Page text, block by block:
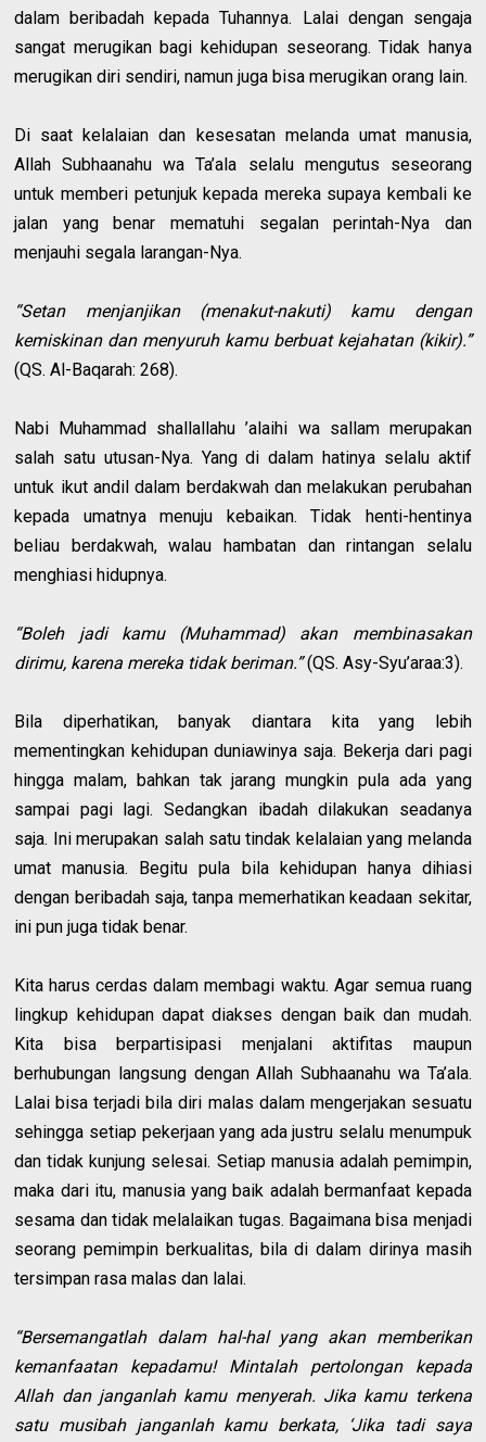
dalam beribadah kepada Tuhannya. Lalai dengan sengaja
sangat merugikan bagi kehidupan seseorang. Tidak hanya
merugikan diri sendiri, namun juga bisa merugikan orang lain.
Di saat kelalaian dan kesesatan melanda umat manusia,
Allah Subhaanahu wa Ta’ala selalu mengutus seseorang
untuk memberi petunjuk kepada mereka supaya kembali ke
jalan yang benar mematuhi segalan perintah-Nya dan
menjauhi segala larangan-Nya.
“Setan menjanjikan (menakut-nakuti) kamu dengan
kemiskinan dan menyuruh kamu berbuat kejahatan (kikir).”
(QS. Al-Baqarah: 268).
Nabi Muhammad shallallahu ’alaihi wa sallam merupakan
salah satu utusan-Nya. Yang di dalam hatinya selalu aktif
untuk ikut andil dalam berdakwah dan melakukan perubahan
kepada umatnya menuju kebaikan. Tidak henti-hentinya
beliau berdakwah, walau hambatan dan rintangan selalu
menghiasi hidupnya.
“Boleh jadi kamu (Muhammad) akan membinasakan
dirimu, karena mereka tidak beriman.”(QS. Asy-Syu’araa:3).
Bila diperhatikan, banyak diantara kita yang lebih
mementingkan kehidupan duniawinya saja. Bekerja dari pagi
hingga malam, bahkan tak jarang mungkin pula ada yang
sampai pagi lagi. Sedangkan ibadah dilakukan seadanya
saja. Ini merupakan salah satu tindak kelalaian yang melanda
umat manusia. Begitu pula bila kehidupan hanya dihiasi
dengan beribadah saja, tanpa memerhatikan keadaan sekitar,
ini pun juga tidak benar.
Kita harus cerdas dalam membagi waktu. Agar semua ruang
lingkup kehidupan dapat diakses dengan baik dan mudah.
Kita bisa berpartisipasi menjalani aktifitas maupun
berhubungan langsung dengan Allah Subhaanahu wa Ta’ala.
Lalai bisa terjadi bila diri malas dalam mengerjakan sesuatu
sehingga setiap pekerjaan yang ada justru selalu menumpuk
dan tidak kunjung selesai. Setiap manusia adalah pemimpin,
maka dari itu, manusia yang baik adalah bermanfaat kepada
sesama dan tidak melalaikan tugas. Bagaimana bisa menjadi
seorang pemimpin berkualitas, bila di dalam dirinya masih
tersimpan rasa malas dan lalai.
“Bersemangatlah dalam hal-hal yang akan memberikan
kemanfaatan kepadamu! Mintalah pertolongan kepada
Allah dan janganlah kamu menyerah. Jika kamu terkena
satu musibah janganlah kamu berkata, ‘Jika tadi saya